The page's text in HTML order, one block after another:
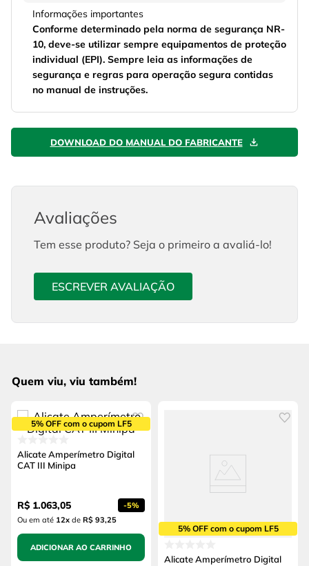
Informações importantes
Conforme determinado pela norma de segurança NR-
10, deve-se utilizar sempre equipamentos de proteção
individual (EPI). Sempre leia as informações de
segurança e regras para operação segura contidas
no manual de instruções.
DOWNLOAD DO MANUAL DO FABRICANTE
Avaliações
Tem esse produto? Seja o primeiro a avaliá-lo!
ESCREVER AVALIAÇÃO
Quem viu, viu também!
5% OFF com o cupom LF5
Alicate Amperímetro Digital
CAT III Minipa
R$ 1.063,05 -5%
Ou em até 12x de R$ 93,25
ADICIONAR AO CARRINHO
5% OFF com o cupom LF5
Alicate Amperímetro Digital